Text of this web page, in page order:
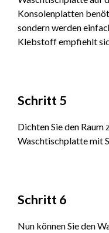
Konsolenplatten
sondern werden
Klebstoff empfiehlt
Schritt 5
Dichten Sie den Raum
Waschtischplatte mit
Schritt 6
Nun können Sie den